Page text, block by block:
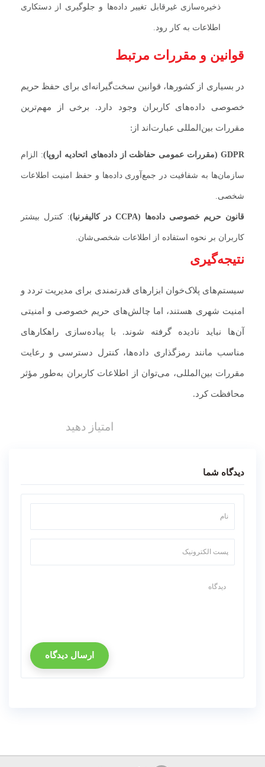
ذخیره‌سازی غیرقابل تغییر داده‌ها و جلوگیری از دستکاری
اطلاعات به کار رود.
قوانین و مقررات مرتبط
در بسیاری از کشورها، قوانین سخت‌گیرانه‌ای برای حفظ حریم
خصوصی داده‌های کاربران وجود دارد. برخی از مهم‌ترین
مقررات بین‌المللی عبارت‌اند از:
GDPR (مقررات عمومی حفاظت از داده‌های اتحادیه اروپا) : الزام
سازمان‌ها به شفافیت در جمع‌آوری داده‌ها و حفظ امنیت اطلاعات
شخصی.
قانون حریم خصوصی داده‌ها (CCPA در کالیفرنیا) : کنترل بیشتر
کاربران بر نحوه استفاده از اطلاعات شخصی‌شان.
نتیجه‌گیری
سیستم‌های پلاک‌خوان ابزارهای قدرتمندی برای مدیریت تردد و
امنیت شهری هستند، اما چالش‌های حریم خصوصی و امنیتی
آن‌ها نباید نادیده گرفته شوند. با پیاده‌سازی راهکارهای
مناسب مانند رمزگذاری داده‌ها، کنترل دسترسی و رعایت
مقررات بین‌المللی، می‌توان از اطلاعات کاربران به‌طور مؤثر
محافظت کرد.
امتیاز دهید
دیدگاه شما
ارسال دیدگاه